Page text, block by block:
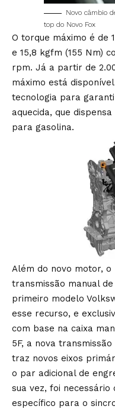
Novo câmbio
top do Novo Fox
O torque máximo é de
e 15,8 kgfm (155 Nm)
rpm. Já a partir de
máximo está
tecnologia para
aquecida, que
para gasolina.
Além do novo motor, o
transmissão manual
primeiro modelo
esse recurso, e
com base na caixa
5F, a nova
traz novos eixos
o par adicional de
sua vez, foi
específico para o